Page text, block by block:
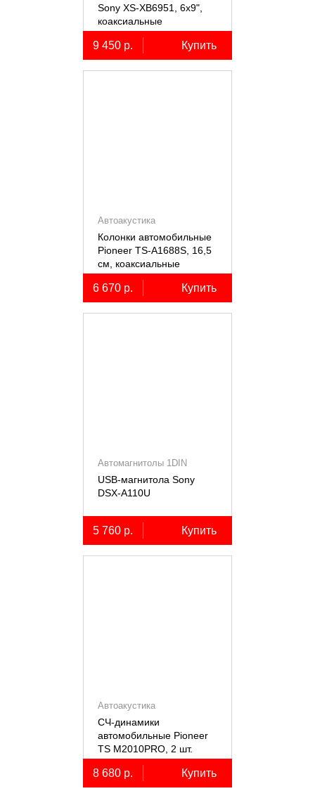
Sony XS-XB6951, 6х9",
коаксиальные
пятиполосные, 2 шт.
9 450 р. Купить
Автоакустика
Колонки автомобильные
Pioneer TS-A1688S, 16,5
см, коаксиальные
четырёхполосные, 2 шт.
6 670 р. Купить
Автомагнитолы 1DIN
USB-магнитола Sony
DSX-A110U
5 760 р. Купить
Автоакустика
СЧ-динамики
автомобильные Pioneer
TS M2010PRO, 2 шт.
8 680 р. Купить